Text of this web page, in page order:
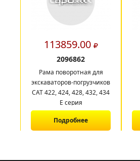
113859.00
2096862
Рама поворотная для
экскаваторов-погрузчиков
CAT 422, 424, 428, 432, 434
E серия
Подробнее